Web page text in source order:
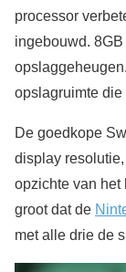
processor
ingebouwd.
opslagruimte
De goedkope
display
opzichte van het
groot dat de
met alle drie de